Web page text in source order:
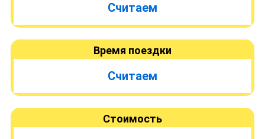
Считаем
Время поездки
Считаем
Стоимость